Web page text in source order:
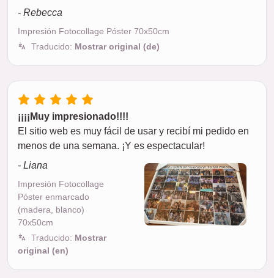
- Rebecca
Impresión Fotocollage Póster 70x50cm
Traducido: Mostrar original (de)
¡¡¡¡Muy impresionado!!!!
El sitio web es muy fácil de usar y recibí mi pedido en
menos de una semana. ¡Y es espectacular!
- Liana
Impresión Fotocollage
Póster enmarcado
(madera, blanco)
70x50cm
Traducido: Mostrar
original (en)